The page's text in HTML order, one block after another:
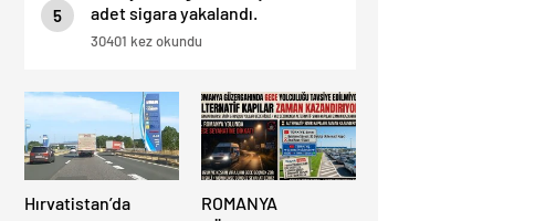
5
adet sigara yakalandı.
30401 kez okundu
Hırvatistan’da
ROMANYA